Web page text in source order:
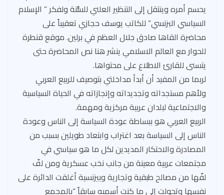
p
p
ok
يحسم أمره وينتقل إلى التنظير العلني للسُّنة ولفكر ” الإسلام
السياسي البزنسي” للكاتب يوسف حجازي تعقيباً على
محاضرة القاها صادق جلال العظم في برلين. موقع قنطرة
للحوار مع العالم الاسلامي ينشر هنا نص المحاضرة حتى
يتسنى للقارئ الاطلاع على محتواها.
لربما من المفيد أن أبدأ مداخلتي بتوصيف للربيع العربي
ولأهم مستجداته وتجديداته وإنجازاته في الحياة السياسية
والاجتماعية لبلدان عربية مركزية ومهمة.
الربيع العربي هو ببساطة عودة السياسة إلى الناس وعودة
الناس إلى السياسة بعد اغتراب وابتعاد طويلين بسبب من
المصادرة والاحتكار المديدين لكل ما هو سياسي في
مجتمعات عربية معينة من جانب نخب عسكرية ومن لفّ
لفّها من مصالح طبقية وتجارية وبيزنسية أغلقت الدائرة على
نفسها وتحولت إلى ما كنت أسميه سابقاً “بالمجمع